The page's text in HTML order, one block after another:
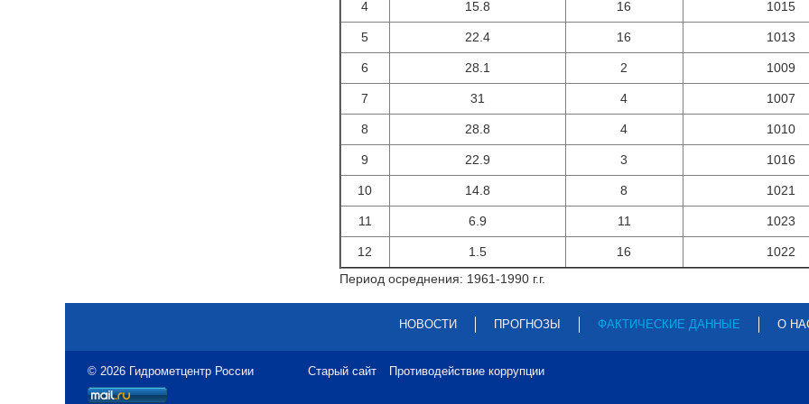
4 15.8 16 1015
5 22.4 16 1013
6 28.1 2 1009
7 31 4 1007
8 28.8 4 1010
9 22.9 3 1016
10 14.8 8 1021
11 6.9 11 1023
12 1.5 16
1022
Период осреднения: 1961-1990 г.г.
НОВОСТИ ПРОГНОЗЫ ФАКТИЧЕСКИЕ ДАННЫЕ О
© 2026 Гидрометцентр России Старый сайт Противодействие коррупции